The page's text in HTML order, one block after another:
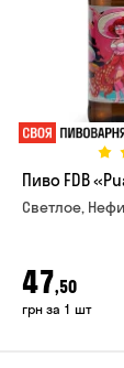
Пиво FDB
Светлое,
47,50
грн за 1 шт